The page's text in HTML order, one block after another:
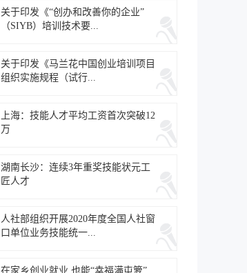
关于印发《“创办和改善你的企业”
（SIYB）培训技术要...
关于印发《马兰花中国创业培训项目
组织实施规程（试行...
上海：技能人才平均工资首次突破12
万
湖南长沙：连续3年重奖技能状元工
匠人才
人社部组织开展2020年度全国人社窗
口单位业务技能统一...
在家乡创业就业 也能“幸福满屯箩”